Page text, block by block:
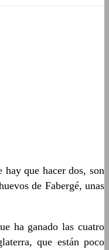
hay que hacer dos, son
de Fabergé, unas
ha ganado las cuatro
que están poco